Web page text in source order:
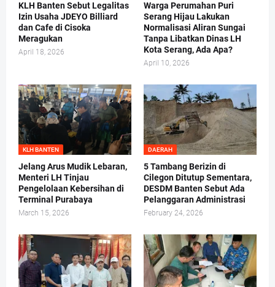
KLH Banten Sebut Legalitas
Izin Usaha JDEYO Billiard
dan Cafe di Cisoka
Meragukan
April 18, 2026
Warga Perumahan Puri
Serang Hijau Lakukan
Normalisasi Aliran Sungai
Tanpa Libatkan Dinas LH
Kota Serang, Ada Apa?
April 10, 2026
KLH BANTEN
Jelang Arus Mudik Lebaran,
Menteri LH Tinjau
Pengelolaan Kebersihan di
Terminal Purabaya
March 15, 2026
DAERAH
5 Tambang Berizin di
Cilegon Ditutup Sementara,
DESDM Banten Sebut Ada
Pelanggaran Administrasi
February 24, 2026